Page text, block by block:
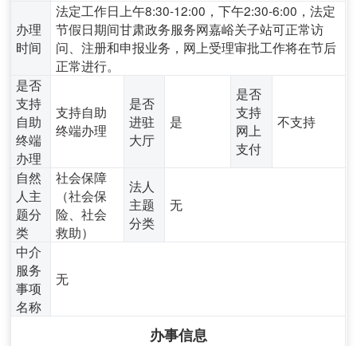
办理
时间
法定工作日上午8:30-12:00，下午2:30-6:00，法定
节假日期间甘肃政务服务网嘉峪关子站可正常访
问、注册和申报业务，网上受理审批工作将在节后
正常进行。
是否
支持
自助
终端
办理
支持自助
终端办理
是否
进驻
大厅
是
是否
支持
网上
支付
不支持
自然
人主
题分
类
社会保障
（社会保
险、社会
救助）
法人
主题
分类
无
中介
服务
事项
名称
无
办事信息